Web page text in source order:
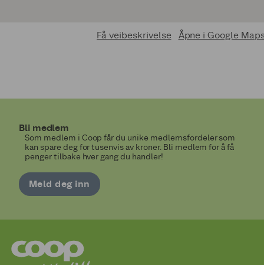
Få veibeskrivelse Åpne i Google
Bli medlem
Som medlem i Coop får du unike medlemsfordeler som
kan spare deg for tusenvis av kroner. Bli medlem for å få
penger tilbake hver gang du handler!
Meld deg inn